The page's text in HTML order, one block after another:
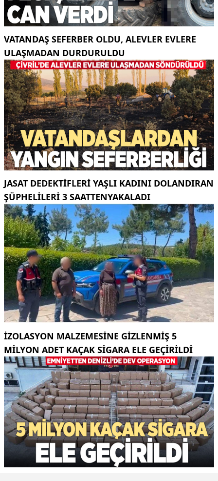
VATANDAŞ SEFERBER OLDU, ALEVLER EVLERE
ULAŞMADAN DURDURULDU
JASAT DEDEKTIFLERI YAŞLI KADINI DOLANDIRAN
ŞÜPHELILERI 3 SAATTENYAKALADI
İZOLASYON MALZEMESINE GIZLENMIŞ 5
MILYON ADET KAÇAK SIGARA ELE GEÇIRILDI